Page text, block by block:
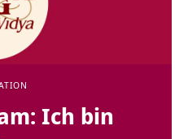
Ich bin